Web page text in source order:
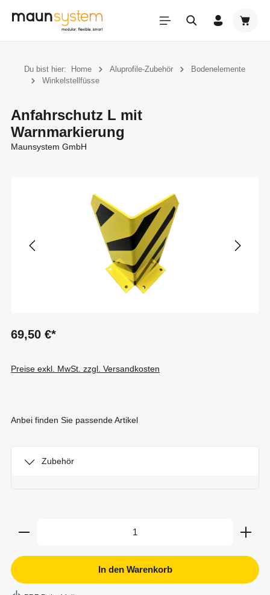
Zum Hauptinhalt springen
Du bist hier: Home Aluprofile-Zubehör
Bodenelemente
Winkelstellfüsse
Anfahrschutz L mit
Warnmarkierung
Maunsystem GmbH
69,50 €*
Preise exkl. MwSt. zzgl. Versandkosten
Anbei finden Sie passende Artikel
Zubehör
Produkt Anzahl: Gib den gewünschten Wert ein
In den Warenkorb